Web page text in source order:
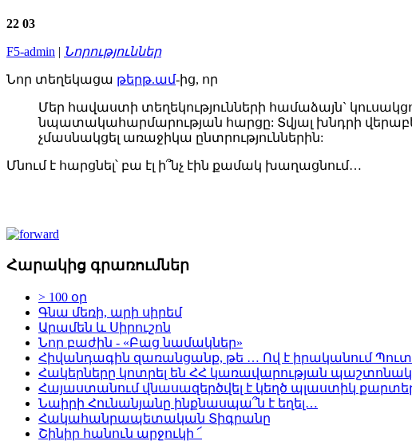
22 03
F5-admin | Նորություններ
Նոր տեղեկացա թերթ.ամ-ից, որ
Մեր հավաստի տեղեկությունների համաձայն`
նպատակահարմարության հարցը: Տվյալ խնդրի
չմասնակցել առաջիկա ընտրություններին:
Մնում է հարցնել՝ բա էլ ի՞նչ էին քամակ խաղացնում…
Հարակից գրառումներ
> 100 օր
Գնա մեռի, արի սիրեմ
Արամեն և Սիրուշոն
Նոր բաժին - «Բաց նամակներ»
Հիվանդագին զառանցանք, թե … Ով է իրականում
Հակերները կոտրել են ՀՀ կառավարության
Հայաստանում վնասազերծվել է կեղծ պլաստիկ
Նաիրի Հունանյանը ինքնասպա՞ն է եղել…
Հակահանրապետական Տիգրանը
Շինիր հանուն արջուկի ՜